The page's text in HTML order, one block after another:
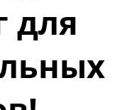
для